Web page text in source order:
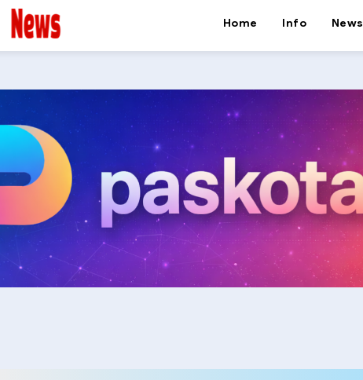
Home Info News